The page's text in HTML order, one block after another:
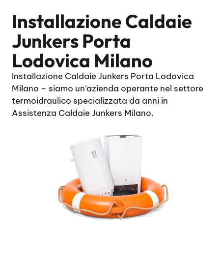
Installazione Caldaie
Junkers Porta
Lodovica Milano
Installazione Caldaie Junkers Porta Lodovica
Milano – siamo un’azienda operante nel settore
termoidraulico specializzata da anni in
Assistenza Caldaie Junkers Milano.